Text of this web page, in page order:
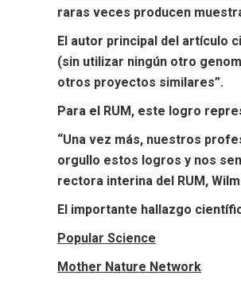
raras veces producen
El autor principal del artículo
(sin utilizar ningún otro
otros proyectos similares”.
Para el RUM, este logro
“Una vez más, nuestros
orgullo estos logros y nos
rectora interina del RUM,
El importante hallazgo
Popular Science
Mother Nature Network